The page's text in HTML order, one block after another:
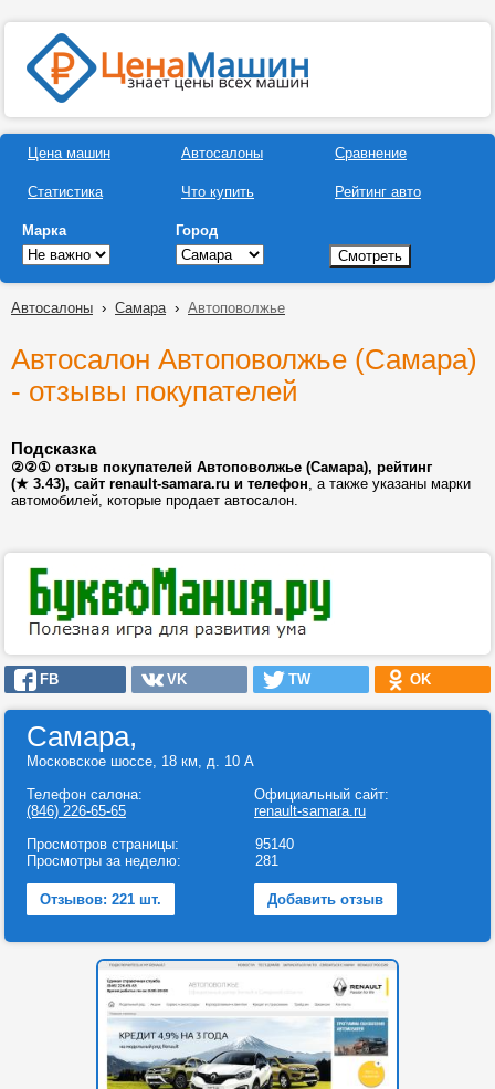
Цена машин
Статистика
Автосалоны
Что купить
Сравнение
Рейтинг авто
Марка Город
Автосалоны › Самара› Автоповолжье
Автосалон Автоповолжье (Самара)
- отзывы покупателей
Подсказка
②②① отзыв покупателей Автоповолжье (Самара), рейтинг
(★ 3.43), сайт renault-samara.ru и телефон, а также указаны марки
автомобилей, которые продает автосалон.
FB VK TW OK
Самара,
Московское шоссе, 18 км, д. 10 А
Телефон салона:
(846) 226-65-65
Официальный сайт:
renault-samara.ru
Просмотров страницы:
Просмотры за неделю:
95140
281
Отзывов: 221 шт. Добавить отзыв